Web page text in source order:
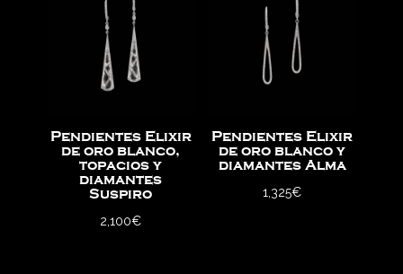
Pendientes Elixir
de oro blanco,
topacios y
diamantes
Suspiro
2,100€
Pendientes Elixir
de oro blanco y
diamantes Alma
1,325€